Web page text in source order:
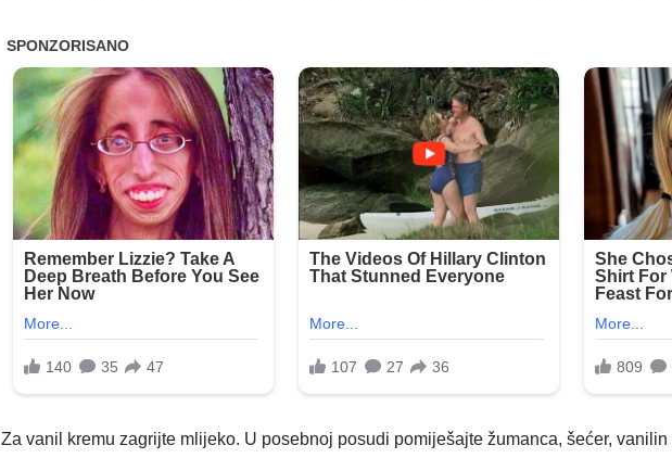
Za vanil kremu zagrijte mlijeko. U posebnoj posudi pomiješajte žumanca, šećer, vanilin